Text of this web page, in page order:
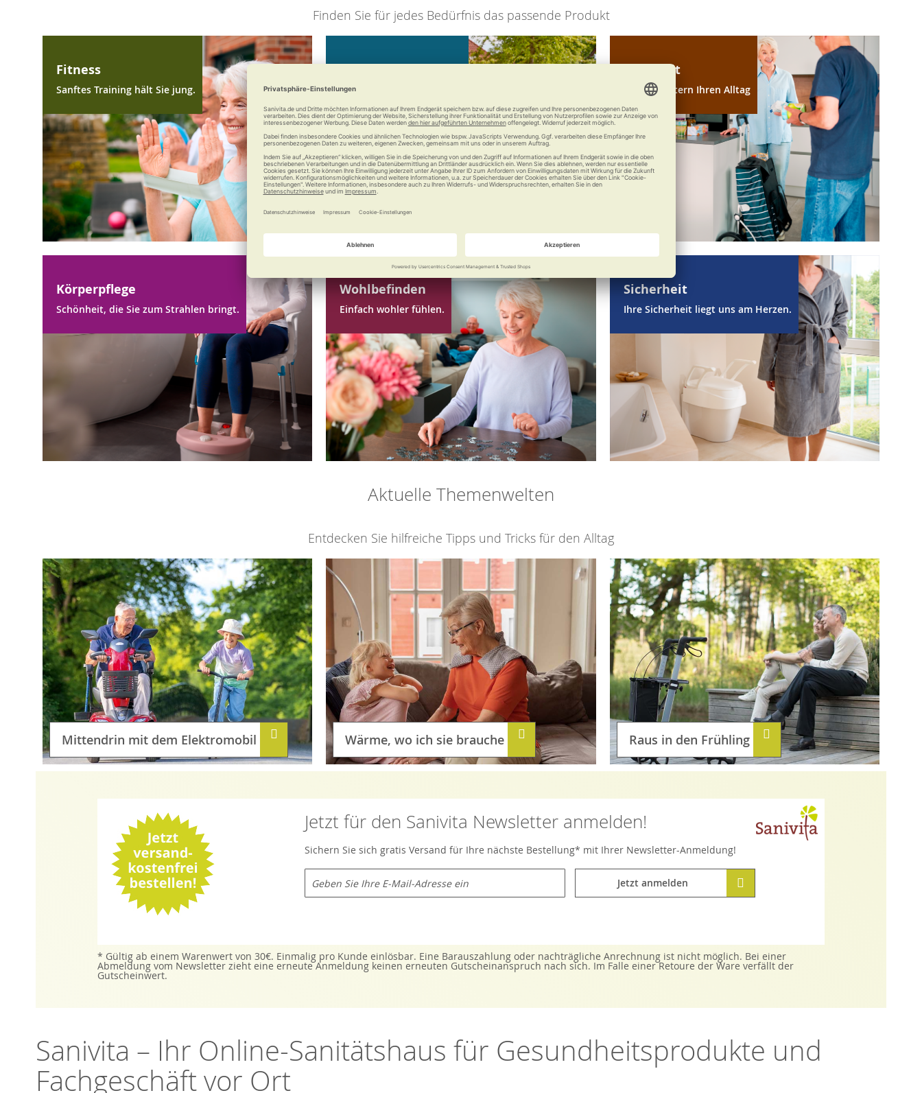
Finden Sie für jedes Bedürfnis das passende Produkt
Fitness
Sanftes Training hält Sie jung.
Mobilität
Bleiben Sie mobil mit uns.
Haushalt
Wir erleichtern Ihren Alltag
Körperpflege
Schönheit, die Sie zum Strahlen bringt.
Wohlbefinden
Einfach wohler fühlen.
Sicherheit
Ihre Sicherheit liegt uns am Herzen.
Aktuelle Themenwelten
Entdecken Sie hilfreiche Tipps und Tricks für den Alltag
Mittendrin mit dem Elektromobil Wärme, wo ich sie brauche Raus in den Frühling
Jetzt für den Sanivita Newsletter anmelden!
Sichern Sie sich gratis Versand für Ihre nächste Bestellung* mit Ihrer Newsletter-Anmeldung!
M
d
e
s
i
ü
s
e
r
Jetzt anmelden
* Gültig ab einem Warenwert von 30€. Einmalig pro Kunde einlösbar. Eine Barauszahlung oder nachträgliche Anrechnung ist nicht möglich. Bei einer
Abmeldung vom Newsletter zieht eine erneute Anmeldung keinen erneuten Gutscheinanspruch nach sich. Im Falle einer Retoure der Ware verfällt der
Gutscheinwert.
Sanivita – Ihr Online-Sanitätshaus für Gesundheitsprodukte und
Fachgeschäft vor Ort